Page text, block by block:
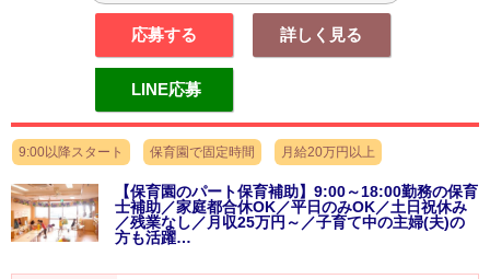
応募する 詳しく見る
LINE応募
9:00以降スタート 保育園で固定時間 月給20万円以上
【保育園のパート保育補助】9:00～18:00勤務の保育
士補助／家庭都合休OK／平日のみOK／土日祝休み
／残業なし／月収25万円～／子育て中の主婦(夫)の
方も活躍…